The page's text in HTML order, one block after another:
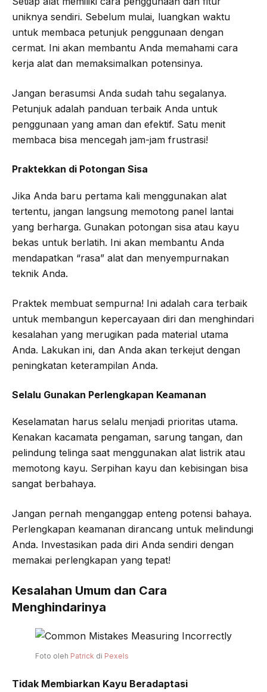
uniknya sendiri. Sebelum mulai, luangkan waktu
untuk membaca petunjuk penggunaan dengan
cermat. Ini akan membantu Anda memahami cara
kerja alat dan memaksimalkan potensinya.
Jangan berasumsi Anda sudah tahu segalanya.
Petunjuk adalah panduan terbaik Anda untuk
penggunaan yang aman dan efektif. Satu menit
membaca bisa mencegah jam-jam frustrasi!
Praktekkan di Potongan Sisa
Jika Anda baru pertama kali menggunakan alat
tertentu, jangan langsung memotong panel lantai
yang berharga. Gunakan potongan sisa atau kayu
bekas untuk berlatih. Ini akan membantu Anda
mendapatkan “rasa” alat dan menyempurnakan
teknik Anda.
Praktek membuat sempurna! Ini adalah cara terbaik
untuk membangun kepercayaan diri dan menghindari
kesalahan yang merugikan pada material utama
Anda. Lakukan ini, dan Anda akan terkejut dengan
peningkatan keterampilan Anda.
Selalu Gunakan Perlengkapan Keamanan
Keselamatan harus selalu menjadi prioritas utama.
Kenakan kacamata pengaman, sarung tangan, dan
pelindung telinga saat menggunakan alat listrik atau
memotong kayu. Serpihan kayu dan kebisingan bisa
sangat berbahaya.
Jangan pernah menganggap enteng potensi bahaya.
Perlengkapan keamanan dirancang untuk melindungi
Anda. Investasikan pada diri Anda sendiri dengan
memakai perlengkapan yang tepat!
Kesalahan Umum dan Cara
Menghindarinya
Foto oleh Patrick di Pexels
Tidak Membiarkan Kayu Beradaptasi